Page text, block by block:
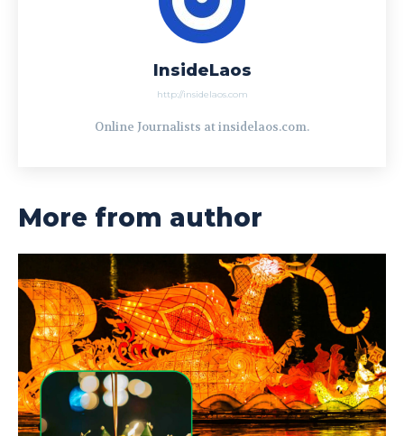
InsideLaos
http://insidelaos.com
Online Journalists at insidelaos.com.
More from author